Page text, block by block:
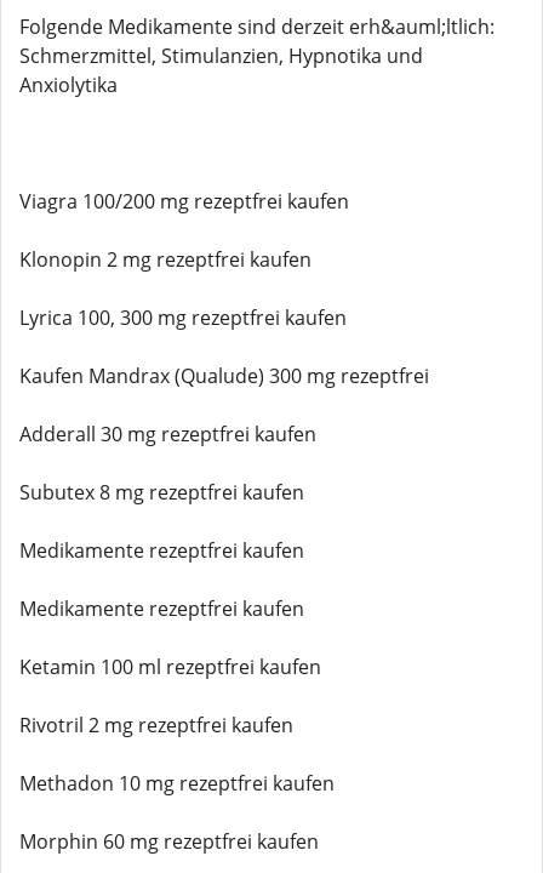
Folgende Medikamente sind derzeit erh&auml;ltlich:
Schmerzmittel, Stimulanzien, Hypnotika und
Anxiolytika
Viagra 100/200 mg rezeptfrei kaufen
Klonopin 2 mg rezeptfrei kaufen
Lyrica 100, 300 mg rezeptfrei kaufen
Kaufen Mandrax (Qualude) 300 mg rezeptfrei
Adderall 30 mg rezeptfrei kaufen
Subutex 8 mg rezeptfrei kaufen
Medikamente rezeptfrei kaufen
Medikamente rezeptfrei kaufen
Ketamin 100 ml rezeptfrei kaufen
Rivotril 2 mg rezeptfrei kaufen
Methadon 10 mg rezeptfrei kaufen
Morphin 60 mg rezeptfrei kaufen